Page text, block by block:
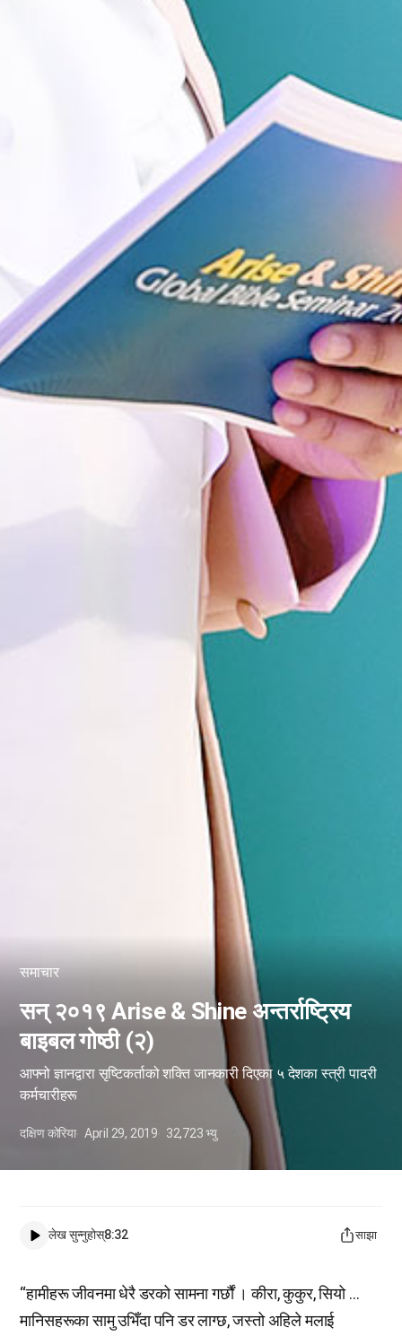
समाचार
सन् २०१९ Arise & Shine अन्तर्राष्ट्रिय
बाइबल गोष्ठी (२)
आफ्नो ज्ञानद्वारा सृष्टिकर्ताको शक्ति जानकारी दिएका ५ देशका स्त्री पादरी
कर्मचारीहरू
दक्षिण कोरिया April 29, 2019 32,723भ्यु
लेख सुन्नुहोस्8:32 साझा
“हामीहरू जीवनमा धेरै डरको सामना गर्छौं । कीरा, कुकुर, सियो …
मानिसहरूका सामु उभिँदा पनि डर लाग्छ, जस्तो अहिले मलाई